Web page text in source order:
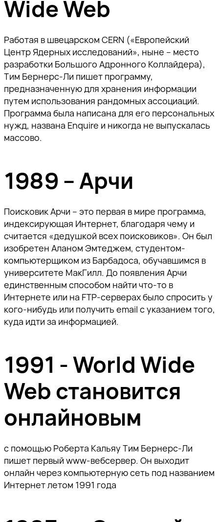
Wide Web
Работая в швецарском CERN («Европейский
Центр Ядерных исследований», ныне – место
разработки Большого Адронного Коллайдера),
Тим Бернерс-Ли пишет программу,
предназначенную для хранения информации
путем использования рандомных ассоциаций.
Программа была написана для его персональных
нужд, названа Enquire и никогда не выпускалась
массово.
1989 – Арчи
Поисковик Арчи – это первая в мире программа,
индексирующая Интернет, благодаря чему и
считается «дедушкой всех поисковиков». Он был
изобретен Аланом Эмтеджем, студентом-
компьютерщиком из Барбадоса, обучавшимся в
университете МакГилл. До появления Арчи
единственным способом найти что-то в
Интернете или на FTP-серверах было спросить у
кого-нибудь или получить email с указанием того,
куда идти за информацией.
1991 - World Wide
Web становится
онлайновым
с помощью Роберта Кальяу Тим Бернерс-Ли
пишет первый www-вебсервер. Он выходит
онлайн через компьютерную сеть под названием
Интернет летом 1991 года